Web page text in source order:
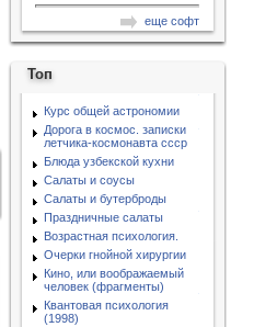
еще софт
Топ
Курс общей астрономии
Дорога в космос. записки
летчика-космонавта ссср
Блюда узбекской кухни
Салаты и соусы
Салаты и бутерброды
Праздничные салаты
Возрастная психология.
Очерки гнойной хирургии
Кино, или воображаемый
человек (фрагменты)
Квантовая психология
(1998)